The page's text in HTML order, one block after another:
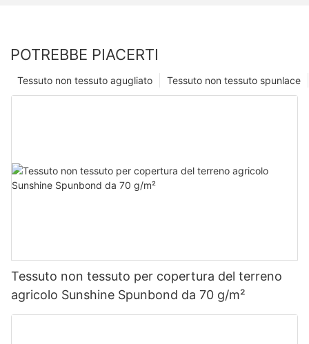
POTREBBE PIACERTI
Tessuto non tessuto spunlace
Tessuto non tessuto agugliato
Tessuto non tessuto per copertura del terreno
agricolo Sunshine Spunbond da 70 g/m²